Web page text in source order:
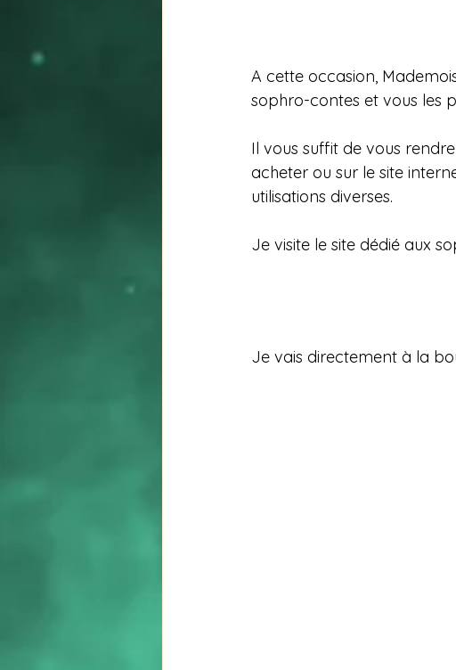
A cette occasion,
sophro-contes et vous les
Il vous suffit de vous
acheter ou sur le site
utilisations diverses.
Je visite le site dédié aux
Je vais directement à la